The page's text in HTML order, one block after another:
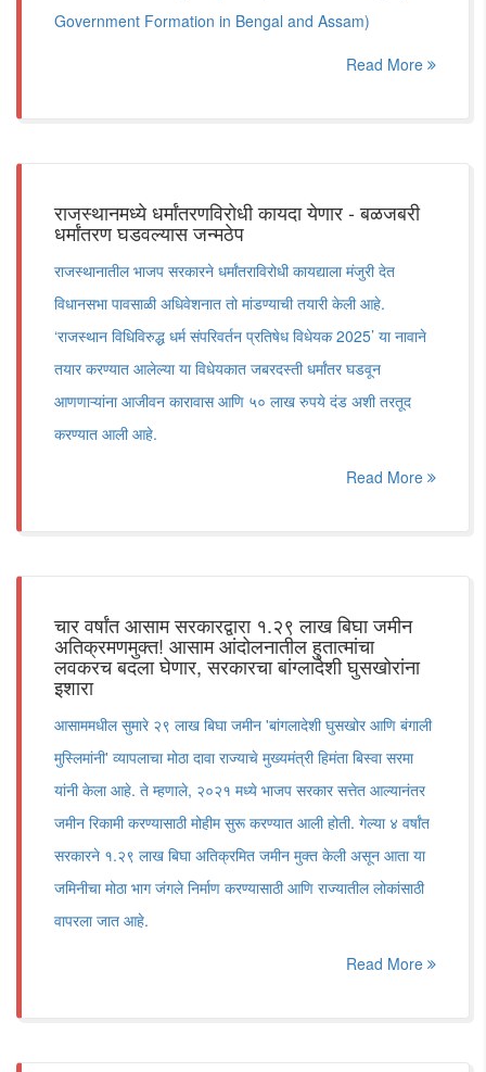
Government Formation in Bengal and Assam)
Read More
राजस्थानमध्ये धर्मांतरणविरोधी कायदा येणार - बळजबरी
धर्मांतरण घडवल्यास जन्मठेप
राजस्थानातील भाजप सरकारने धर्मांतराविरोधी कायद्याला मंजुरी देत
विधानसभा पावसाळी अधिवेशनात तो मांडण्याची तयारी केली आहे.
‘राजस्थान विधिविरुद्ध धर्म संपरिवर्तन प्रतिषेध विधेयक 2025’ या नावाने
तयार करण्यात आलेल्या या विधेयकात जबरदस्ती धर्मांतर घडवून
आणणाऱ्यांना आजीवन कारावास आणि ५० लाख रुपये दंड अशी तरतूद
करण्यात आली आहे.
Read More
चार वर्षांत आसाम सरकारद्वारा १.२९ लाख बिघा जमीन
अतिक्रमणमुक्त! आसाम आंदोलनातील हुतात्मांचा
लवकरच बदला घेणार, सरकारचा बांग्लादेशी घुसखोरांना
इशारा
आसाममधील सुमारे २९ लाख बिघा जमीन 'बांगलादेशी घुसखोर आणि बंगाली
मुस्लिमांनी' व्यापलाचा मोठा दावा राज्याचे मुख्यमंत्री हिमंता बिस्वा सरमा
यांनी केला आहे. ते म्हणाले, २०२१ मध्ये भाजप सरकार सत्तेत आल्यानंतर
जमीन रिकामी करण्यासाठी मोहीम सुरू करण्यात आली होती. गेल्या ४ वर्षांत
सरकारने १.२९ लाख बिघा अतिक्रमित जमीन मुक्त केली असून आता या
जमिनीचा मोठा भाग जंगले निर्माण करण्यासाठी आणि राज्यातील लोकांसाठी
वापरला जात आहे.
Read More